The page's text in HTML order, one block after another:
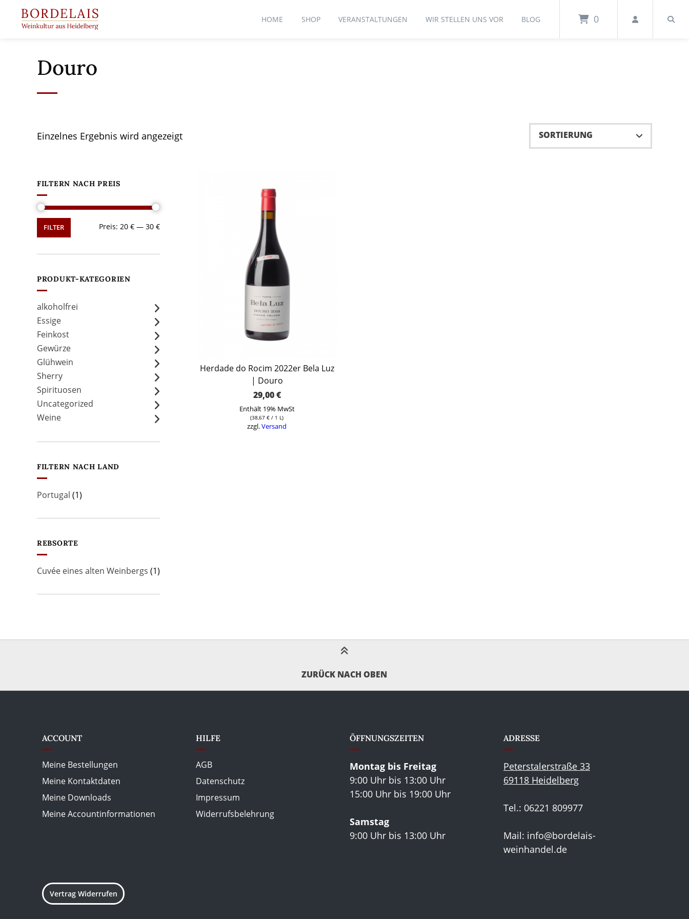
HOME SHOP VERANSTALTUNGEN WIR STELLEN UNS VOR BLOG 0
Douro
Einzelnes Ergebnis wird angezeigt
Herdade do Rocim 2022er Bela Luz
| Douro
29,00€
Enthält 19% MwSt
(38,67€ / 1 L)
zzgl.Versand
FILTERN NACH PREIS
Min.
Max.
FILTER Preis: 20 €— 30 €
PRODUKT-KATEGORIEN
alkoholfrei
Essige
Feinkost
Gewürze
Glühwein
Sherry
Spirituosen
Uncategorized
Weine
FILTERN NACH LAND
Portugal (1)
REBSORTE
Cuvée eines alten Weinbergs (1)
ZURÜCK NACH OBEN
ACCOUNT
Meine Bestellungen
Meine Kontaktdaten
Meine Downloads
Meine Accountinformationen
HILFE
AGB
Datenschutz
Impressum
Widerrufsbelehrung
ÖFFNUNGSZEITEN
Montag bis Freitag
9:00 Uhr bis 13:00 Uhr
15:00 Uhr bis 19:00 Uhr
Samstag
9:00 Uhr bis 13:00 Uhr
ADRESSE
Peterstalerstraße 33
69118 Heidelberg
Tel.: 06221 809977
Mail: info@bordelais-
weinhandel.de
Vertrag Widerrufen